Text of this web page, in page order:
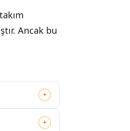
Ancak bu
+
+